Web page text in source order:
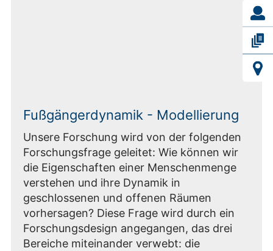
Fußgängerdynamik - Modellierung
Unsere Forschung wird von der folgenden
Forschungsfrage geleitet: Wie können wir
die Eigenschaften einer Menschenmenge
verstehen und ihre Dynamik in
geschlossenen und offenen Räumen
vorhersagen? Diese Frage wird durch ein
Forschungsdesign angegangen, das drei
Bereiche miteinander verwebt: die